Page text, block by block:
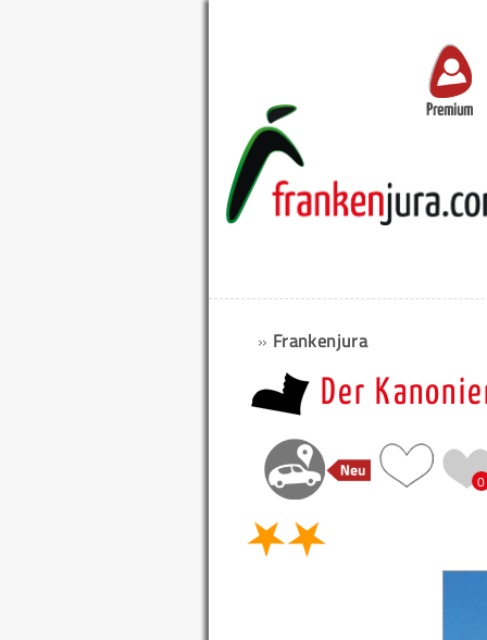
Premium
» Frankenjura
Der
0